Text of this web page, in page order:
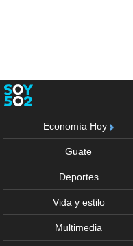
Economía Hoy
Guate
Deportes
Vida y estilo
Multimedia